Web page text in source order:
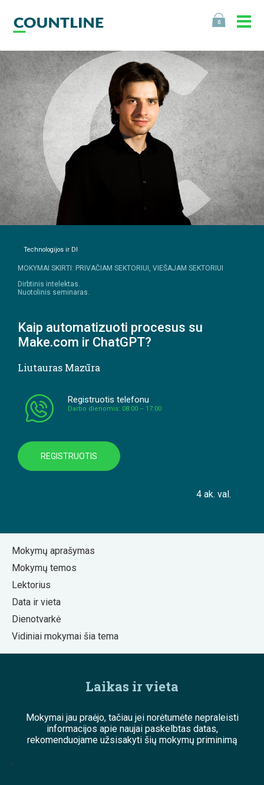
0
Technologijos ir DI
MOKYMAI SKIRTI: PRIVAČIAM SEKTORIUI, VIEŠAJAM SEKTORIUI
Dirbtinis intelektas.
Nuotolinis seminaras.
Kaip automatizuoti procesus su
Make.com ir ChatGPT?
Liutauras Mazūra
Registruotis telefonu
Darbo dienomis: 08:00 – 17:00
REGISTRUOTIS
4 ak. val.
Mokymų aprašymas
Mokymų temos
Lektorius
Data ir vieta
Dienotvarkė
Vidiniai mokymai šia tema
Laikas ir vieta
Mokymai jau praėjo, tačiau jei norėtumėte nepraleisti
informacijos apie naujai paskelbtas datas,
rekomenduojame užsisakyti šių mokymų priminimą
;